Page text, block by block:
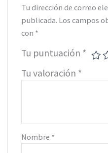
Tu dirección de correo
publicada. Los campos
con *
Tu puntuación *
Tu valoración *
Nombre *